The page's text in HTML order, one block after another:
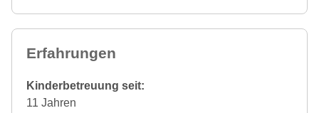
Erfahrungen
Kinderbetreuung seit:
11 Jahren